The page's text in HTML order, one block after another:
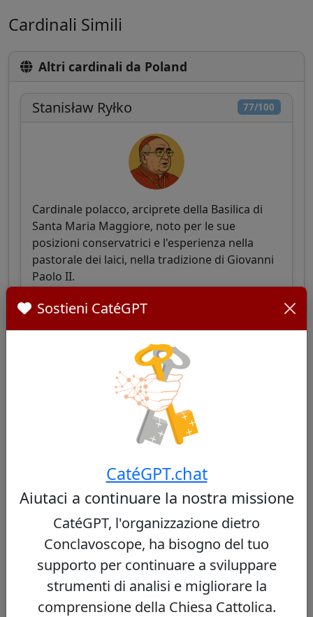
Cardinali Simili
Altri cardinali da Poland
77/100
Stanisław Ryłko
Cardinale polacco, arciprete della Basilica di
Santa Maria Maggiore, noto per le sue
posizioni conservatrici e l'esperienza nella
pastorale dei laici, nella tradizione di Giovanni
Paolo II.
Vedi profilo
Kazimierz Nycz
Cardinale polacco, arcivescovo di Varsavia,
noto per il suo approccio pastorale
polacca con un'apertura al dialogo in una
società in evoluzione.
Vedi profilo
Sostieni CatéGPT
CatéGPT.chat
Aiutaci a continuare la nostra missione
CatéGPT, l'organizzazione dietro
Conclavoscope, ha bisogno del tuo
supporto per continuare a sviluppare
strumenti di analisi e migliorare la
comprensione della Chiesa Cattolica.